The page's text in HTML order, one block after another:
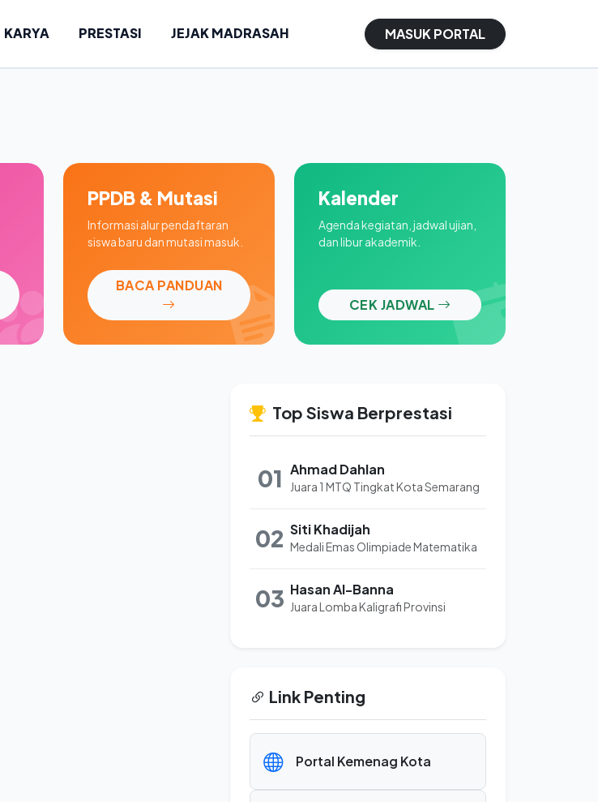
KARYA PRESTASI JEJAK MADRASAH MASUK PORTAL
PPDB & Mutasi
Informasi alur pendaftaran
siswa baru dan mutasi masuk.
BACA PANDUAN
Kalender
Agenda kegiatan, jadwal ujian,
dan libur akademik.
CEK JADWAL
Top Siswa Berprestasi
01 Ahmad Dahlan
Juara 1 MTQ Tingkat Kota Semarang
02 Siti Khadijah
Medali Emas Olimpiade Matematika
03 Hasan Al-Banna
Juara Lomba Kaligrafi Provinsi
Link Penting
Portal Kemenag Kota